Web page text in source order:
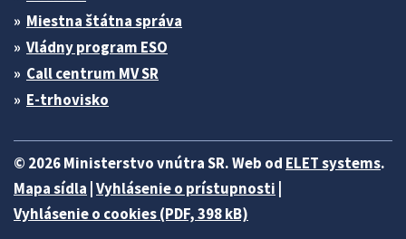
Miestna štátna správa
Vládny program ESO
Call centrum MV SR
E-trhovisko
© 2026 Ministerstvo vnútra SR. Web od ELET systems.
Mapa sídla Vyhlásenie o prístupnosti
Vyhlásenie o cookies (PDF, 398 kB)